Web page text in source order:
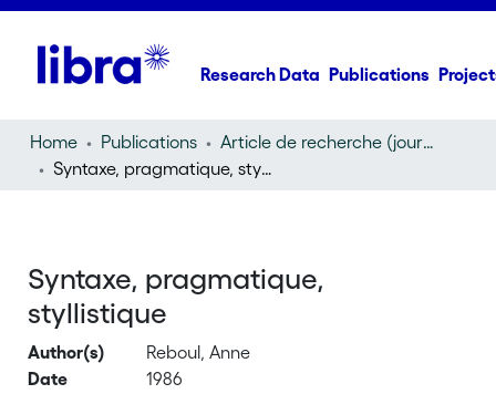
Research Data Publications
Home Publications
Article de recherche (journal article)
Syntaxe, pragmatique, styllistique
Syntaxe, pragmatique,
styllistique
Author(s)
Reboul, Anne
Date
1986